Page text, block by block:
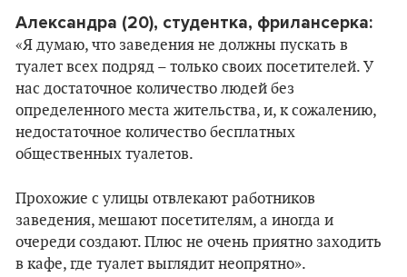
Александра (20), студентка, фрилансерка:
«Я думаю, что заведения не должны пускать в
туалет всех подряд – только своих посетителей. У
нас достаточное количество людей без
определенного места жительства, и, к сожалению,
недостаточное количество бесплатных
общественных туалетов.
Прохожие с улицы отвлекают работников
заведения, мешают посетителям, а иногда и
очереди создают. Плюс не очень приятно заходить
в кафе, где туалет выглядит неопрятно».